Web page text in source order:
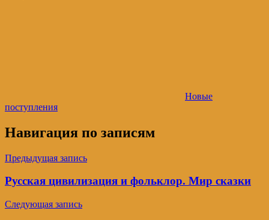
Новые
поступления
Навигация по записям
Предыдущая запись
Русская цивилизация и фольклор. Мир сказки
Следующая запись